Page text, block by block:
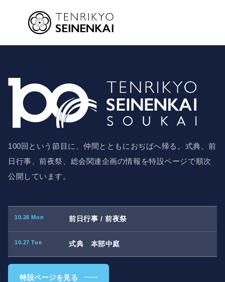
100回という節目に、仲間とともにおぢばへ帰る。式典、前
日行事、前夜祭、総会関連企画の情報を特設ページで順次
公開しています。
10.26 Mon 前日行事 / 前夜祭
10.27 Tue 式典 本部中庭
特設ページを見る